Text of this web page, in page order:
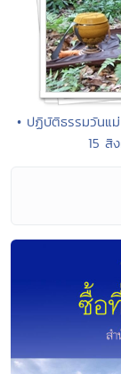
• ปฏิบัติธรรมวันแ
15 สิ